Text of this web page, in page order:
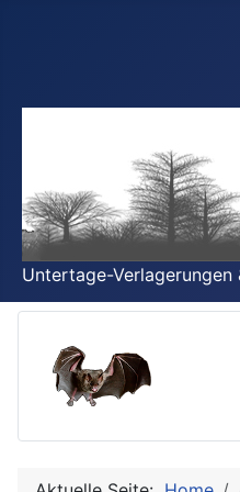
Untertage-Verlagerungen